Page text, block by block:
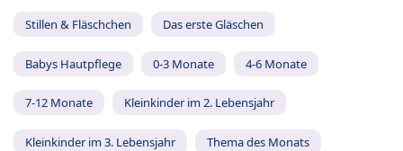
Stillen & Fläschchen Das erste Gläschen
Babys Hautpflege 0-3 Monate 4-6 Monate
7-12 Monate Kleinkinder im 2. Lebensjahr
Kleinkinder im 3. Lebensjahr Thema des Monats